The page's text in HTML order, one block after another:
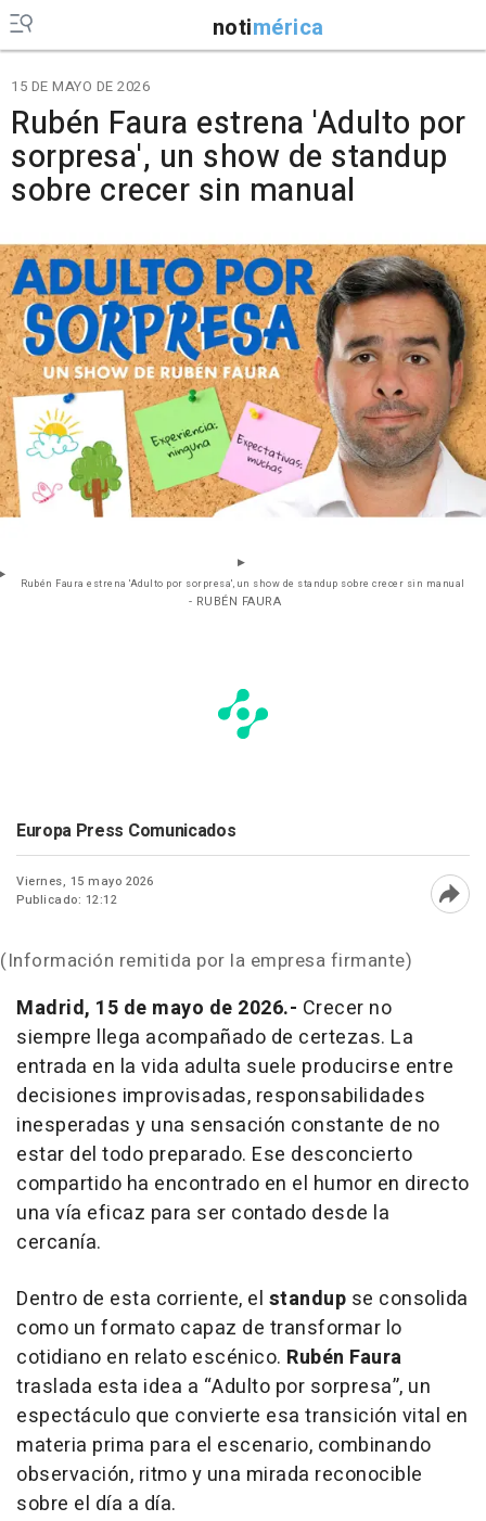
notimérica
15 DE MAYO DE 2026
Rubén Faura estrena 'Adulto por
sorpresa', un show de standup
sobre crecer sin manual
Rubén Faura estrena 'Adulto por sorpresa', un show de standup sobre crecer sin manual
- RUBÉN FAURA
Europa Press Comunicados
Viernes, 15 mayo 2026
Publicado: 12:12
(Información remitida por la empresa firmante)
Madrid, 15 de mayo de 2026.- Crecer no
siempre llega acompañado de certezas. La
entrada en la vida adulta suele producirse entre
decisiones improvisadas, responsabilidades
inesperadas y una sensación constante de no
estar del todo preparado. Ese desconcierto
compartido ha encontrado en el humor en directo
una vía eficaz para ser contado desde la
cercanía.
Dentro de esta corriente, el standup se consolida
como un formato capaz de transformar lo
cotidiano en relato escénico. Rubén Faura
traslada esta idea a “Adulto por sorpresa”, un
espectáculo que convierte esa transición vital en
materia prima para el escenario, combinando
observación, ritmo y una mirada reconocible
sobre el día a día.